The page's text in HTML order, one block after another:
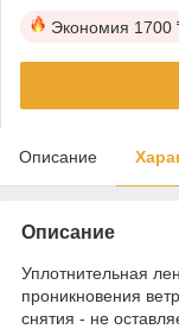
Экономия 1700
Описание
Описание
Уплотнительная
проникновения
снятия - не